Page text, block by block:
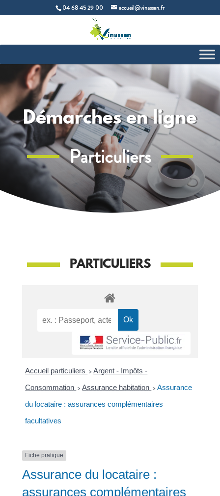
04 68 45 29 00 accueil@vinassan.fr
Démarches en ligne
Particuliers
PARTICULIERS
Accueil particuliers > Argent - Impôts -
Consommation > Assurance habitation > Assurance
du locataire : assurances complémentaires
facultatives
Fiche pratique
Assurance du locataire :
assurances complémentaires